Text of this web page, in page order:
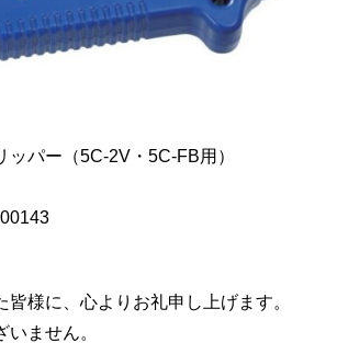
ッパー（5C-2V・5C-FB用）
皆様に、心よりお礼申し上げます。
いません。